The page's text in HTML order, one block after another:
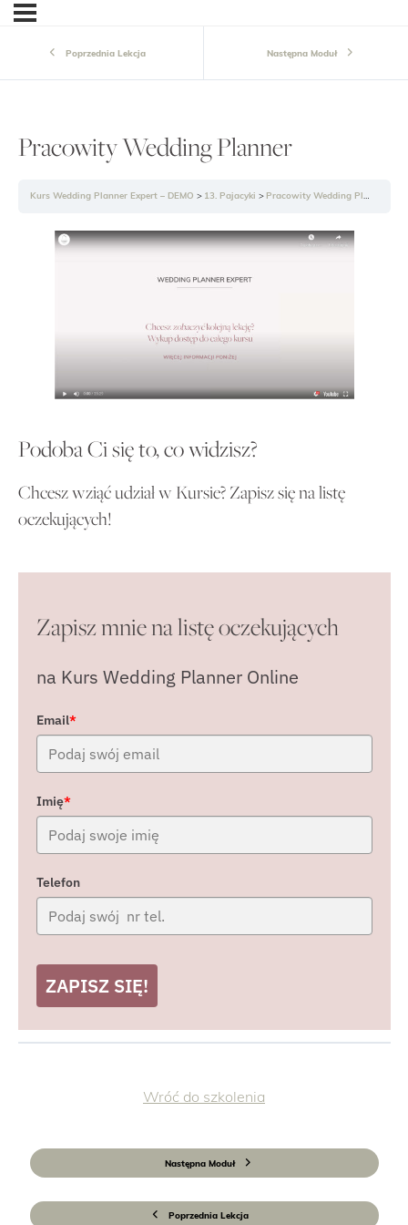
Poprzednia Lekcja Następna Moduł
Pracowity Wedding Planner
Kurs Wedding Planner Expert – DEMO 13. Pajacyki Pracowity Wedding Planner
Podoba Ci się to, co widzisz?
Chcesz wziąć udział w Kursie? Zapisz się na listę
oczekujących!
Zapisz mnie na listę oczekujących
na Kurs Wedding Planner Online
Email*
Imię*
Telefon
ZAPISZ SIĘ!
Poprzednia Lekcja
Wróć do szkolenia
Następna Moduł